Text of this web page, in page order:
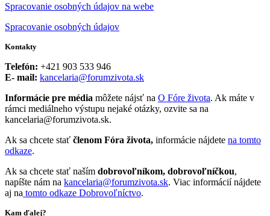
Spracovanie osobných údajov na webe
Spracovanie osobných údajov
Kontakty
Telefón: +421 903 533 946
E- mail: kancelaria@forumzivota.sk
Informácie pre média môžete nájsť na O Fóre života. Ak máte v
rámci mediálneho výstupu nejaké otázky, ozvite sa na
kancelaria@forumzivota.sk.
Ak sa chcete stať členom Fóra života, informácie nájdete na tomto
odkaze.
Ak sa chcete stať naším dobrovoľníkom, dobrovoľníčkou,
napíšte nám na kancelaria@forumzivota.sk. Viac informácií nájdete
aj na tomto odkaze Dobrovoľníctvo.
Kam ďalej?